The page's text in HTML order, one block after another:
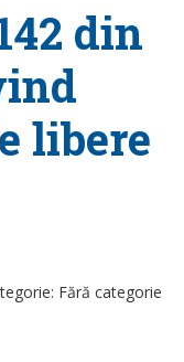
din
libere
Fără categorie